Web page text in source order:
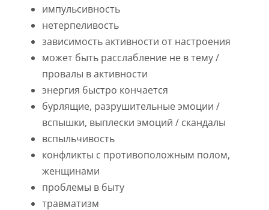
импульсивность
нетерпеливость
зависимость активности от настроения
может быть расслабление не в тему /
провалы в активности
энергия быстро кончается
бурлящие, разрушительные эмоции /
вспышки, выплески эмоций / скандалы
вспыльчивость
конфликты с противоположным полом,
женщинами
проблемы в быту
травматизм